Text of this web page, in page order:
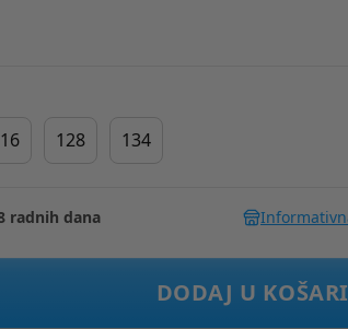
128 134
radnih dana
majica KR DFPV2069CM WB - DC COMICS
DODAJ U